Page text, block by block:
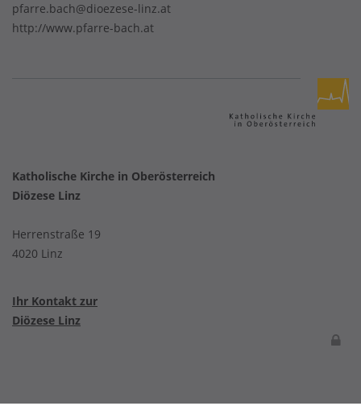
pfarre.bach@dioezese-linz.at
http://www.pfarre-bach.at
Katholische Kirche in Oberösterreich
Diözese Linz
Herrenstraße 19
4020 Linz
Ihr Kontakt zur
Diözese Linz